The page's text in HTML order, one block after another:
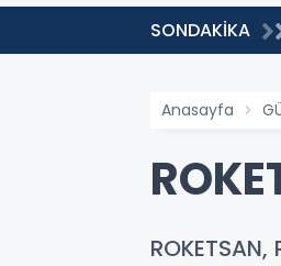
SONDAKİKA
Anasayfa